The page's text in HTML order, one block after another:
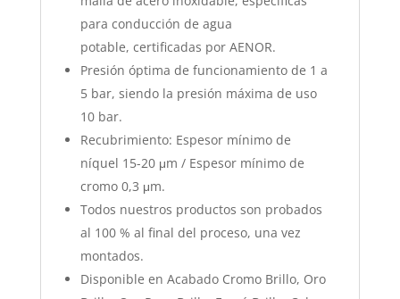
para conducción de agua
potable, certificadas por AENOR.
Presión óptima de funcionamiento de 1 a
5 bar, siendo la presión máxima de uso
10 bar.
Recubrimiento: Espesor mínimo de
níquel 15-20 μm / Espesor mínimo de
cromo 0,3 μm.
Todos nuestros productos son probados
al 100 % al final del proceso, una vez
montados.
Disponible en Acabado Cromo Brillo, Oro